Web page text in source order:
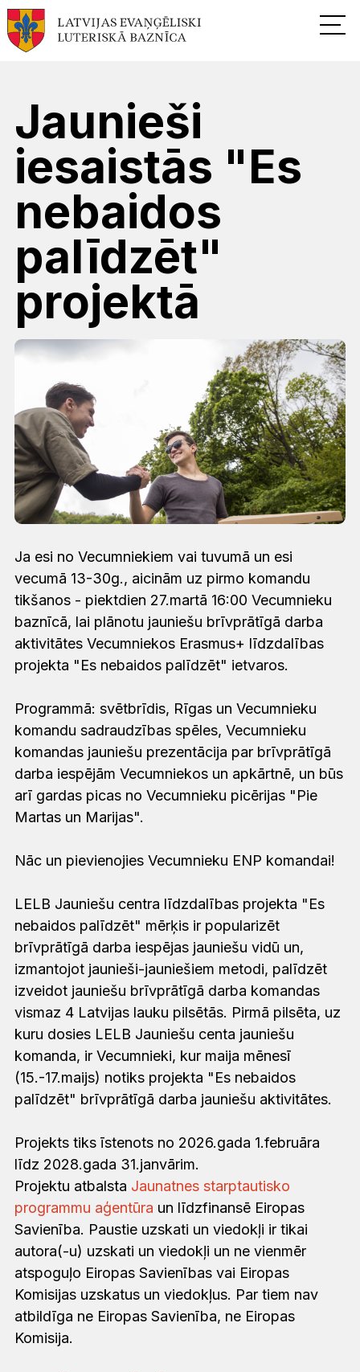
Jaunieši
iesaistās "Es
nebaidos
palīdzēt"
projektā
Ja esi no Vecumniekiem vai tuvumā un esi
vecumā 13-30g., aicinām uz pirmo komandu
tikšanos - piektdien 27.martā 16:00 Vecumnieku
baznīcā, lai plānotu jauniešu brīvprātīgā darba
aktivitātes Vecumniekos Erasmus+ līdzdalības
projekta "Es nebaidos palīdzēt" ietvaros.
Programmā: svētbrīdis, Rīgas un Vecumnieku
komandu sadraudzības spēles, Vecumnieku
komandas jauniešu prezentācija par brīvprātīgā
darba iespējām Vecumniekos un apkārtnē, un būs
arī gardas picas no Vecumnieku picērijas "Pie
Martas un Marijas".
Nāc un pievienojies Vecumnieku ENP komandai!
LELB Jauniešu centra līdzdalības projekta "Es
nebaidos palīdzēt" mērķis ir popularizēt
brīvprātīgā darba iespējas jauniešu vidū un,
izmantojot jaunieši-jauniešiem metodi, palīdzēt
izveidot jauniešu brīvprātīgā darba komandas
vismaz 4 Latvijas lauku pilsētās. Pirmā pilsēta, uz
kuru dosies LELB Jauniešu centa jauniešu
komanda, ir Vecumnieki, kur maija mēnesī
(15.-17.maijs) notiks projekta "Es nebaidos
palīdzēt" brīvprātīgā darba jauniešu aktivitātes.
Projekts tiks īstenots no 2026.gada 1.februāra
līdz 2028.gada 31.janvārim.
Projektu atbalsta Jaunatnes starptautisko
programmu aģentūra un līdzfinansē Eiropas
Savienība. Paustie uzskati un viedokļi ir tikai
autora(-u) uzskati un viedokļi un ne vienmēr
atspoguļo Eiropas Savienības vai Eiropas
Komisijas uzskatus un viedokļus. Par tiem nav
atbildīga ne Eiropas Savienība, ne Eiropas
Komisija.